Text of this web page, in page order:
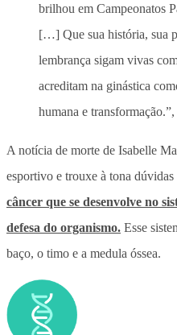
brilhou em Campeonatos
[…] Que sua história, sua
lembrança sigam vivas
acreditam na ginástica
humana e
A notícia de morte de Isabelle
esportivo e trouxe à tona
câncer que se desenvolve no
defesa do organismo. Esse
baço, o timo e a medula óssea.